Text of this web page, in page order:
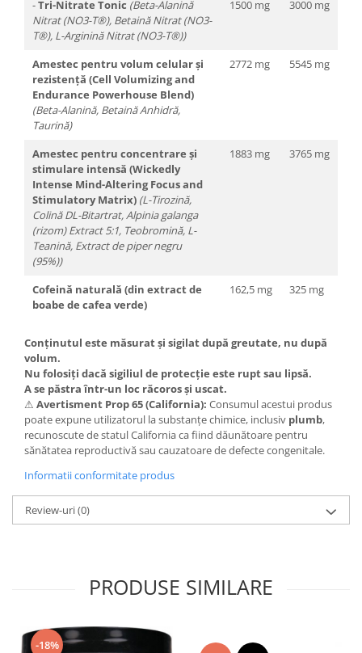
-Tri-Nitrate Tonic (Beta-Alanină
Nitrat (NO3-T®), Betaină Nitrat (NO3-
T®), L-Arginină Nitrat (NO3-T®))
1500 mg 3000 mg
Amestec pentru volum celular și
rezistență (Cell Volumizing and
Endurance Powerhouse Blend)
(Beta-Alanină, Betaină Anhidră,
Taurină)
2772 mg 5545 mg
Amestec pentru concentrare și
stimulare intensă (Wickedly
Intense Mind-Altering Focus and
Stimulatory Matrix) (L-Tirozină,
Colină DL-Bitartrat, Alpinia galanga
(rizom) Extract 5:1, Teobromină, L-
Teanină, Extract de piper negru
(95%))
1883 mg 3765 mg
Cofeină naturală (din extract de
boabe de cafea verde)
162,5 mg 325 mg
Conținutul este măsurat și sigilat după greutate, nu după
volum.
Nu folosiți dacă sigiliul de protecție este rupt sau lipsă.
A se păstra într-un loc răcoros și uscat.
⚠ Avertisment Prop 65 (California): Consumul acestui produs
poate expune utilizatorul la substanțe chimice, inclusiv plumb,
recunoscute de statul California ca fiind dăunătoare pentru
sănătatea reproductivă sau cauzatoare de defecte congenitale.
Informatii conformitate produs
Review-uri(0)
PRODUSE SIMILARE
-18%